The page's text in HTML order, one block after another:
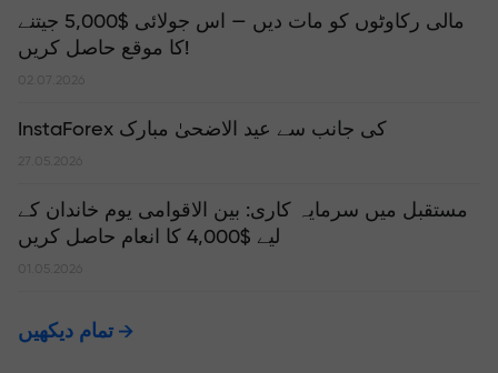
مالی رکاوٹوں کو مات دیں — اس جولائی $5,000 جیتنے
کا موقع حاصل کریں!
02.07.2026
InstaForex کی جانب سے عید الاضحیٰ مبارک
27.05.2026
مستقبل میں سرمایہ کاری: بین الاقوامی یوم خاندان کے
لیے $4,000 کا انعام حاصل کریں
01.05.2026
تمام دیکھیں